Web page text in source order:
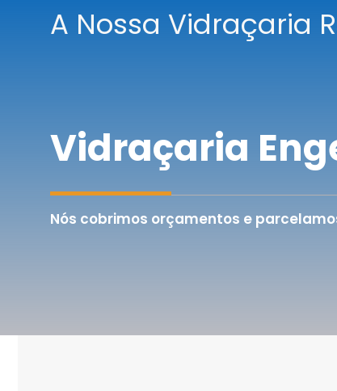
A Nossa Vidraçaria
Vidraçaria
Nós cobrimos orçamentos e